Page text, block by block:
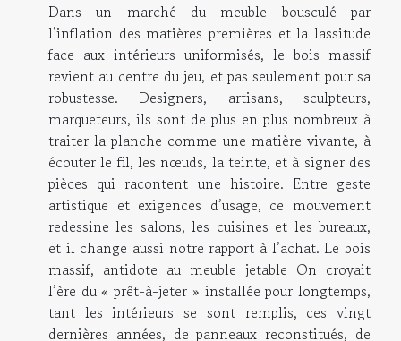
Dans un marché du meuble bousculé par
l’inflation des matières premières et la lassitude
face aux intérieurs uniformisés, le bois massif
revient au centre du jeu, et pas seulement pour sa
robustesse. Designers, artisans, sculpteurs,
marqueteurs, ils sont de plus en plus nombreux à
traiter la planche comme une matière vivante, à
écouter le fil, les nœuds, la teinte, et à signer des
pièces qui racontent une histoire. Entre geste
artistique et exigences d’usage, ce mouvement
redessine les salons, les cuisines et les bureaux,
et il change aussi notre rapport à l’achat. Le bois
massif, antidote au meuble jetable On croyait
l’ère du « prêt-à-jeter » installée pour longtemps,
tant les intérieurs se sont remplis, ces vingt
dernières années, de panneaux reconstitués, de